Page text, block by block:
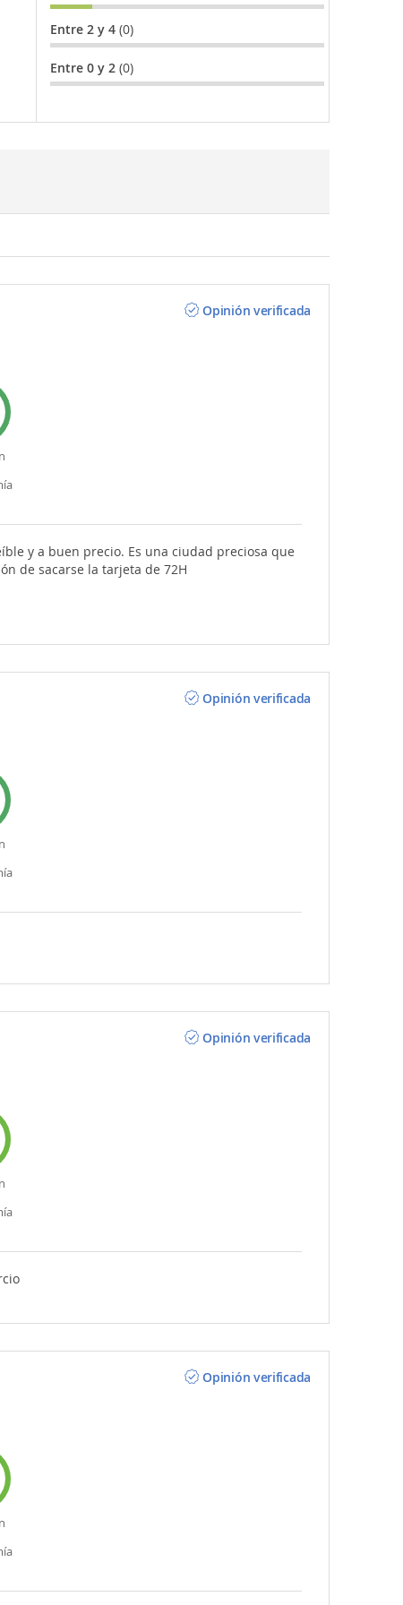
Entre 2 y 4 (0)
Entre 0 y 2 (0)
Opinión verificada
y a buen precio. Es una ciudad preciosa que
de sacarse la tarjeta de 72H
Opinión verificada
Opinión verificada
Opinión verificada